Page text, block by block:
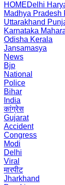
HOMEDelhi
Madhya Pradesh
Uttarakhand
Karnataka
Odisha Kerala
Jansamasya
News
Bjp
National
Police
Bihar
India
कांग्रेस
Gujarat
Accident
Congress
Modi
Delhi
Viral
मारपीट
Jharkhand